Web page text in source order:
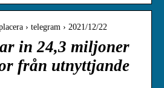
› telegram › 2021/12/22
in 24,3 miljoner
från utnyttjande